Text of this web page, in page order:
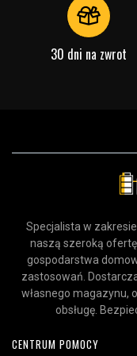
30 dni na zwrot
Specjalista w
naszą szeroką
gospodarstwa
zastosowań.
własnego magazynu,
obsługę.
CENTRUM POMOCY